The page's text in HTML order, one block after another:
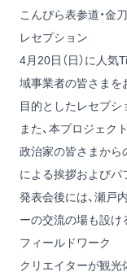
こんぴら表参道・金
レセプション
4月20日（日）に人気
域事業者の皆さまを
目的としたレセプシ
また、本プロジェク
政治家の皆さまから
による挨拶およびパ
発表会後には、瀬戸
ーの交流の場も設け
フィールドワーク
クリエイターが観光